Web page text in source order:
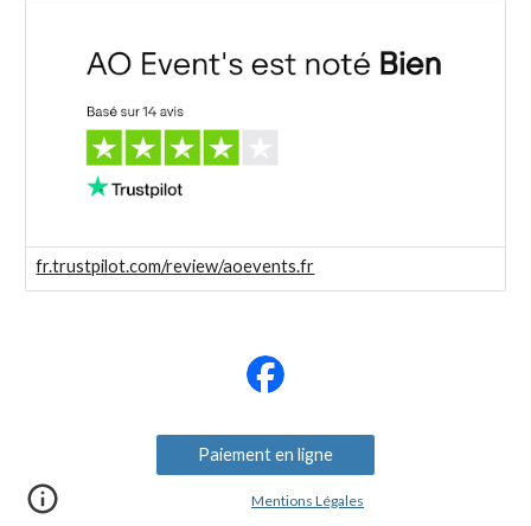
fr.trustpilot.com/review/aoevents.fr
Paiement en ligne
Mentions Légales